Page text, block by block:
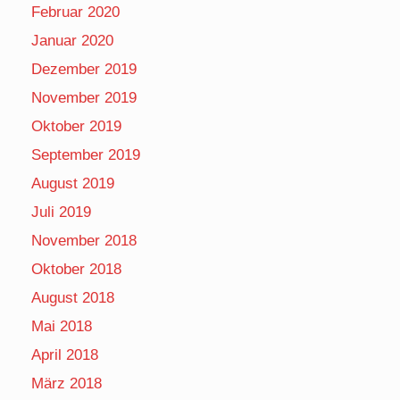
Februar 2020
Januar 2020
Dezember 2019
November 2019
Oktober 2019
September 2019
August 2019
Juli 2019
November 2018
Oktober 2018
August 2018
Mai 2018
April 2018
März 2018